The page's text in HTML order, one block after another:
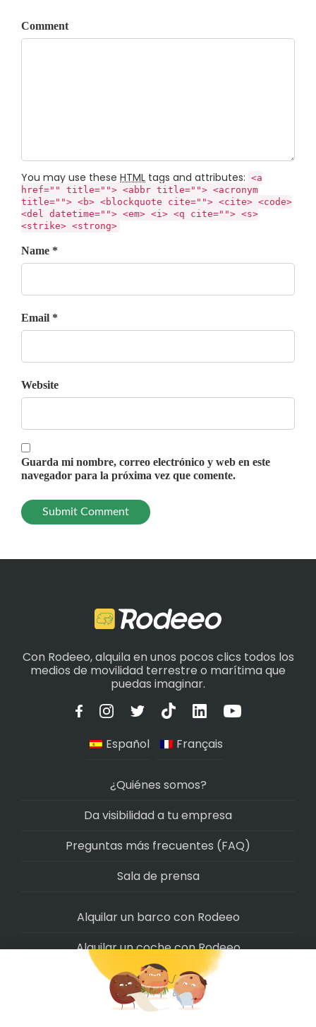
Comment
You may use these HTML tags and attributes: <a
href="" title=""> <abbr title=""> <acronym
title=""> <b> <blockquote cite=""> <cite> <code>
<del datetime=""> <em> <i> <q cite=""> <s>
<strike> <strong>
Name *
Email *
Website
Guarda mi nombre, correo electrónico y web en este
navegador para la próxima vez que comente.
Con Rodeeo, alquila en unos pocos clics todos los
medios de movilidad terrestre o marítima que
puedas imaginar.
Español Français
¿Quiénes somos?
Da visibilidad a tu empresa
Preguntas más frecuentes (FAQ)
Sala de prensa
Alquilar un barco con Rodeeo
Alquilar un coche con Rodeeo
Alquilar una moto con Rodeeo
Alquilar una scooter con Rodeeo